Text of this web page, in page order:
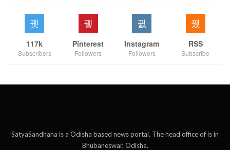
117k
Subscribers
Pinterest
Followers
Instagram
Followers
RSS
Subscribe
SatyaSandhana is a Odisha based news portal. The head office of is in
Bhubaneswar, Odisha.